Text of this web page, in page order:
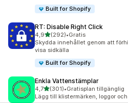
Built for Shopify
RT: Disable Right Click
4,9av 5 stjärnor
(292)
292 recensioner totalt
•Gratis
Skydda innehållet genom att
visa sidkälla
Built for Shopify
Enkla Vattenstämplar
4,7av 5 stjärnor
(301)
301 recensioner totalt
•Gratisplan tillgänglig
Lägg till klistermärken, loggor